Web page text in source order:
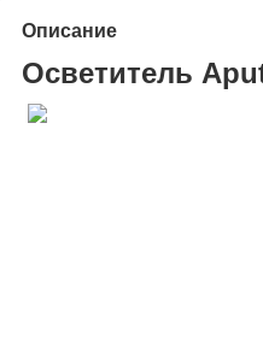
Описание
Осветитель